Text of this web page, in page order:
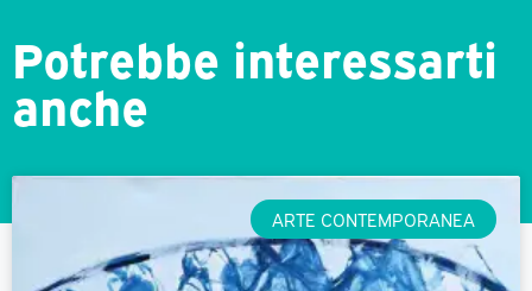
Potrebbe interessarti
anche
ARTE CONTEMPORANEA